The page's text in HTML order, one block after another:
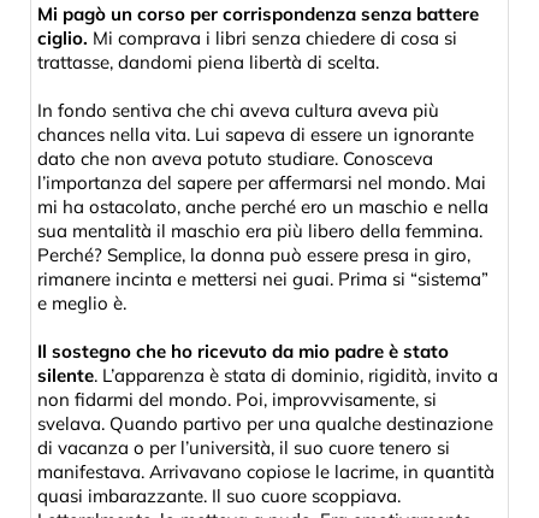
Mi pagò un corso per corrispondenza senza battere
ciglio. Mi comprava i libri senza chiedere di cosa si
trattasse, dandomi piena libertà di scelta.
In fondo sentiva che chi aveva cultura aveva più
chances nella vita. Lui sapeva di essere un ignorante
dato che non aveva potuto studiare. Conosceva
l’importanza del sapere per affermarsi nel mondo. Mai
mi ha ostacolato, anche perché ero un maschio e nella
sua mentalità il maschio era più libero della femmina.
Perché? Semplice, la donna può essere presa in giro,
rimanere incinta e mettersi nei guai. Prima si “sistema”
e meglio è.
Il sostegno che ho ricevuto da mio padre è stato
silente. L’apparenza è stata di dominio, rigidità, invito a
non fidarmi del mondo. Poi, improvvisamente, si
svelava. Quando partivo per una qualche destinazione
di vacanza o per l’università, il suo cuore tenero si
manifestava. Arrivavano copiose le lacrime, in quantità
quasi imbarazzante. Il suo cuore scoppiava.